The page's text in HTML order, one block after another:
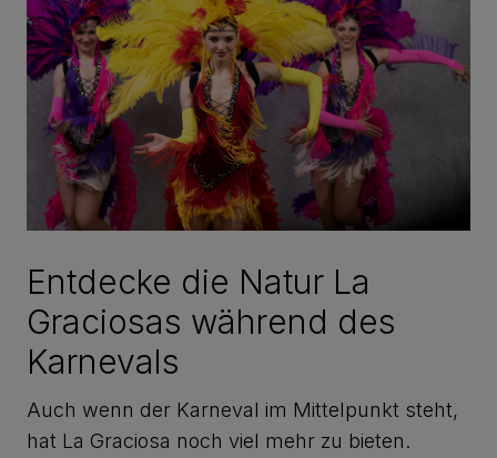
Entdecke die Natur La
Graciosas während des
Karnevals
Auch wenn der Karneval im Mittelpunkt steht,
hat La Graciosa noch viel mehr zu bieten.